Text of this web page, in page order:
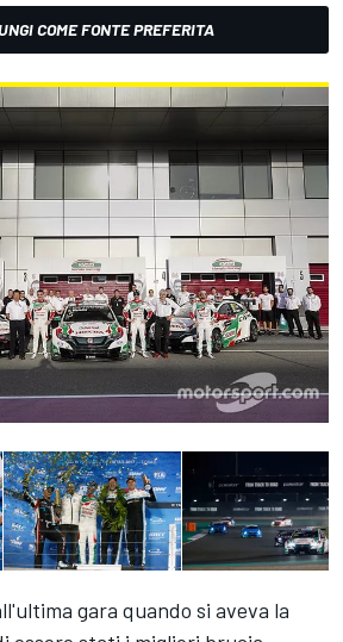
COME FONTE PREFERITA
gara quando si aveva la